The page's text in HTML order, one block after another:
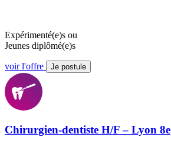
Expérimenté(e)s ou
Jeunes diplômé(e)s
voir l'offre Je postule
Chirurgien-dentiste H/F – Lyon 8e